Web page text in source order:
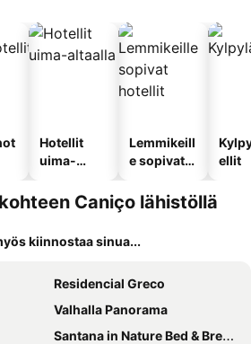
Hotellit
uima-
Lemmikeill
e sopivat
ellit
Caniço lähistöllä
kiinnostaa sinua...
Residencial Greco
Valhalla Panorama
Santana in Nature Bed & Breakfast